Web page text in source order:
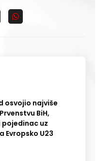
osvojio najviše
BiH,
pojedinac uz
Evropsko U23